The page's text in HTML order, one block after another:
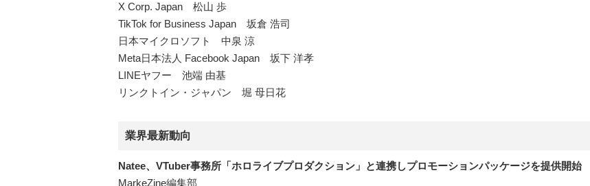
X Corp. Japan 松山 歩
TikTok for Business Japan 坂倉 浩司
日本マイクロソフト 中泉 涼
Meta日本法人 Facebook Japan 坂下 洋孝
LINEヤフー 池端 由基
リンクトイン・ジャパン 堀 母日花
業界最新動向
Natee、VTuber事務所「ホロライブプロダクション」と連携しプロモーションパッケージを提供開始
MarkeZine編集部